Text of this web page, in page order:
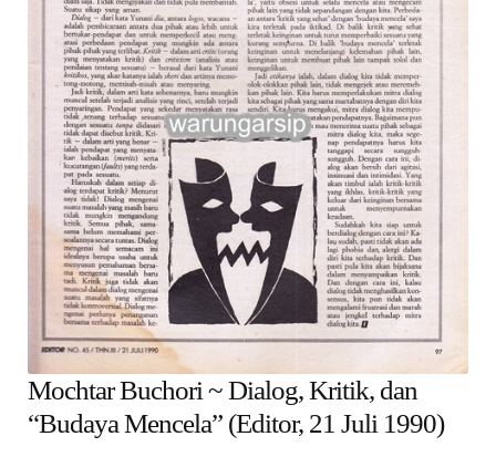
child
menu
Alamat
Rekening
Reseller
Mochtar Buchori ~ Dialog, Kritik, dan
“Budaya Mencela” (Editor, 21 Juli 1990)